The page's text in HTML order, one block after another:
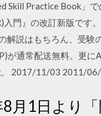
Skill Practice Book」
門』の改訂新版です
解説はもちろん、受
が通常配送無料。更
。 2017/11/03 2011/
月1日より